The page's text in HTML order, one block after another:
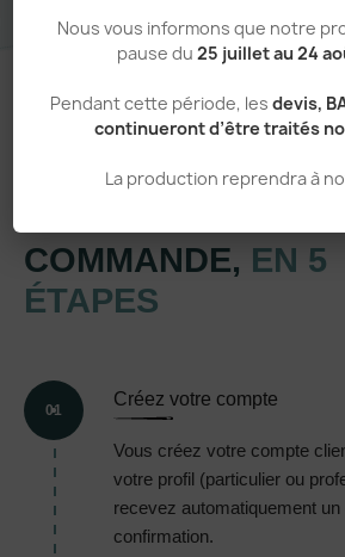
Nous vous informons que notre
pause du 25 juillet au 24
Pendant cette période, les devis,
continueront d’être traités
La production reprendra à
COMMANDE, EN 5
ÉTAPES
01
Créez votre compte
Vous créez votre compte
votre profil (particulier ou
recevez automatiquement un
confirmation.